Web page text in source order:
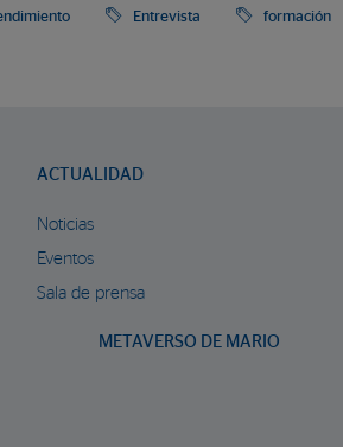
Entrevista
formación
ACTUALIDAD
Noticias
Eventos
Sala de prensa
METAVERSO DE MARIO